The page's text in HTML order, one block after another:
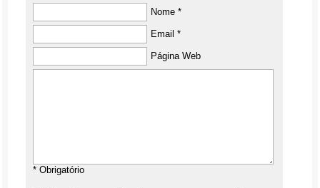
Nome *
Email *
Página Web
* Obrigatório